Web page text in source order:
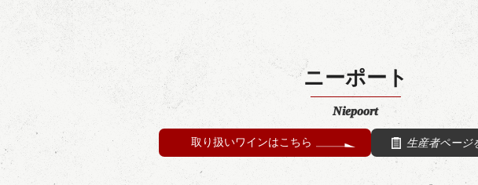
ニーポート
Niepoort
取り扱いワインはこちら 生産者ページ